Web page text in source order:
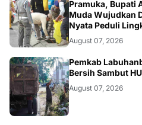
Pramuka, Bupati
Muda Wujudkan
Nyata Peduli
August 07, 2026
BERITA
Pemkab
Bersih Sambut
August 07, 2026